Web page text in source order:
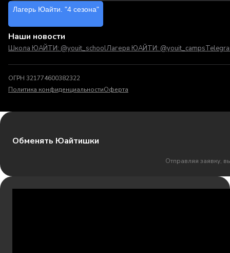
Лагерь Юайти. "4 сезона"
Наши новости
Школа ЮАЙТИ: @youit_schoolЛагеря ЮАЙТИ: @youit_camps
ОГРН 321774600382322
Политика конфиденциальностиОферта
Обменять Юайтишки
Отправляя заявку,